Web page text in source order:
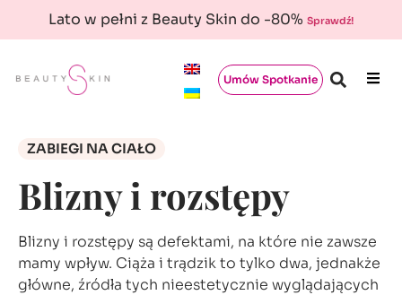
Lato w pełni z Beauty Skin do -80% Sprawdź!
Umów Spotkanie
ZABIEGI NA CIAŁO
Blizny i rozstępy
Blizny i rozstępy są defektami, na które nie zawsze
mamy wpływ. Ciąża i trądzik to tylko dwa, jednakże
główne, źródła tych nieestetycznie wyglądających